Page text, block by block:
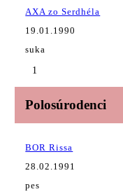
AXA zo Serdhéla
19.01.1990
suka
1
Polosúrodenci
BOR Rissa
28.02.1991
pes